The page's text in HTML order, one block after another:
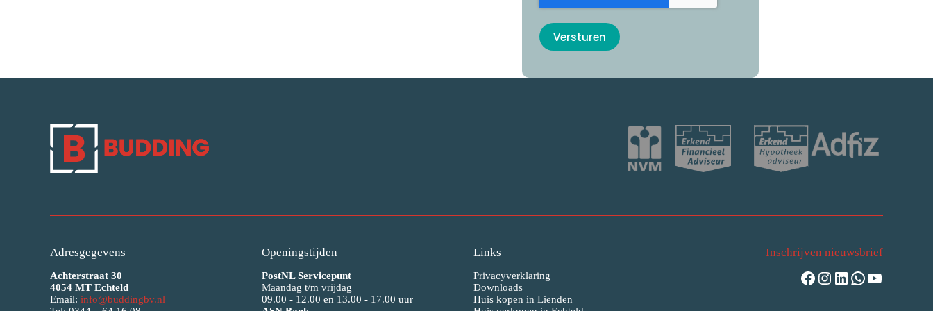
Adresgegevens
Achterstraat 30
4054 MT Echteld
Email: info@buddingbv.nl
Openingstijden
PostNL Servicepunt
Maandag t/m vrijdag
09.00 - 12.00 en 13.00 - 17.00 uur
Links
Privacyverklaring
Downloads
Huis kopen in Lienden
Inschrijven nieuwsbrief
Facebook
Instagram
LinkedIn
WhatsApp
YouTube